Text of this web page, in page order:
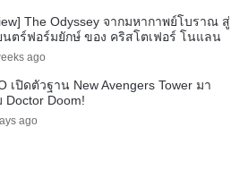
The Odyssey จากมหากาพย์โบราณ สู่
นตร์ฟอร์มยักษ์ ของ คริสโตเฟอร์ โนแลน
ago
เปิดตัวฐาน New Avengers Tower มา
Doctor Doom!
ago